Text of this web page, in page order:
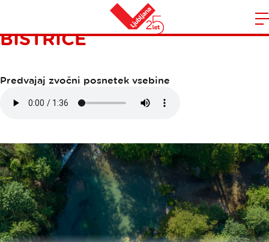
Domov
DOLINA KAMNIŠKE
BISTRICE
Predvajaj zvočni posnetek vsebine